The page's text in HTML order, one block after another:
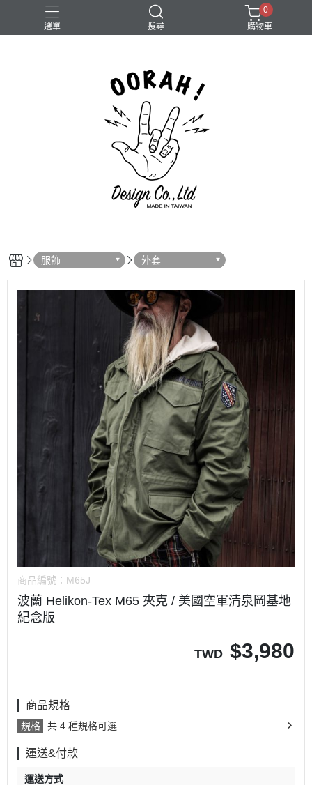
選單 搜尋
0
購物車
服飾 外套
商品編號： M65J
波蘭 Helikon-Tex M65 夾克 / 美國空軍清泉岡基地
紀念版
TWD $3,980
商品規格
規格 共 4 種規格可選
運送&付款
運送方式